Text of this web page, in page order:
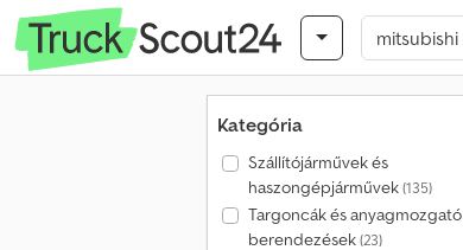
Kategória
Szállítójárművek és
haszongépjárművek(135)
Targoncák és anyagmozgató
berendezések(23)